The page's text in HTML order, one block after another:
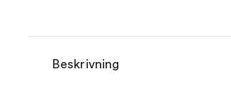
Beskrivning